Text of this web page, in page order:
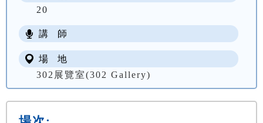
20
講 師
場 地
302展覽室(302 Gallery)